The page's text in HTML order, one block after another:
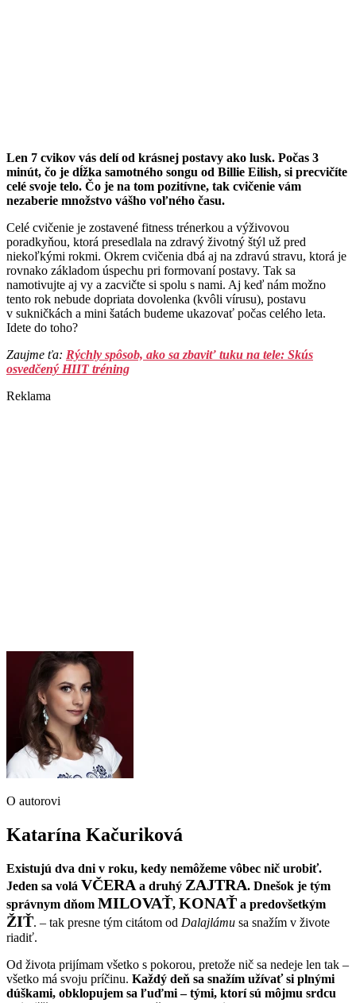
Len 7 cvikov vás delí od krásnej postavy ako lusk. Počas 3
minút, čo je dĺžka samotného songu od Billie Eilish, si precvičíte
celé svoje telo. Čo je na tom pozitívne, tak cvičenie vám
nezaberie množstvo vášho voľného času.
Celé cvičenie je zostavené fitness trénerkou a výživovou
poradkyňou, ktorá presedlala na zdravý životný štýl už pred
niekoľkými rokmi. Okrem cvičenia dbá aj na zdravú stravu, ktorá je
rovnako základom úspechu pri formovaní postavy. Tak sa
namotivujte aj vy a zacvičte si spolu s nami. Aj keď nám možno
tento rok nebude dopriata dovolenka (kvôli vírusu), postavu
v sukničkách a mini šatách budeme ukazovať počas celého leta.
Idete do toho?
Zaujme ťa: Rýchly spôsob, ako sa zbaviť tuku na tele: Skús
osvedčený HIIT tréning
Reklama
O autorovi
Katarína Kačuriková
Existujú dva dni v roku, kedy nemôžeme vôbec nič urobiť.
Jeden sa volá VČERA a druhý ZAJTRA. Dnešok je tým
správnym dňom MILOVAŤ, KONAŤ a predovšetkým
ŽIŤ. – tak presne tým citátom od Dalajlámu sa snažím v živote
riadiť.
Od života prijímam všetko s pokorou, pretože nič sa nedeje len tak –
všetko má svoju príčinu. Každý deň sa snažím užívať si plnými
dúškami, obklopujem sa ľuďmi – tými, ktorí sú môjmu srdcu